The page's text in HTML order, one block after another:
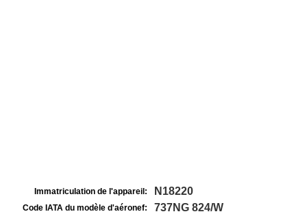
Immatriculation de l'appareil: N18220
Code IATA du modèle d'aéronef: 737NG 824/W